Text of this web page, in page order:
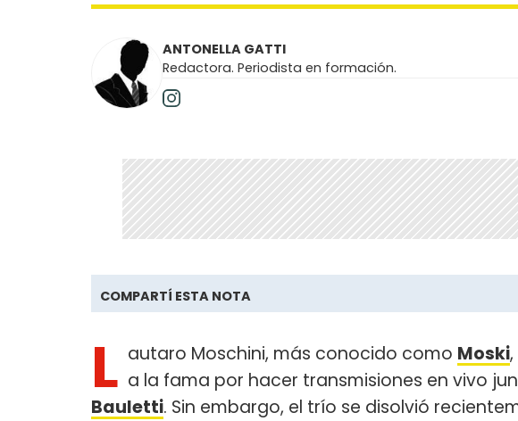
ANTONELLA GATTI
Redactora. Periodista en formación.
COMPARTÍ ESTA NOTA
L autaro Moschini, más conocido como Moski
a la fama por hacer transmisiones en vivo
Bauletti. Sin embargo, el trío se disolvió